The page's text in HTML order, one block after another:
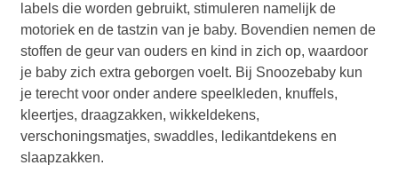
labels die worden gebruikt, stimuleren namelijk de
motoriek en de tastzin van je baby. Bovendien nemen de
stoffen de geur van ouders en kind in zich op, waardoor
je baby zich extra geborgen voelt. Bij Snoozebaby kun
je terecht voor onder andere speelkleden, knuffels,
kleertjes, draagzakken, wikkeldekens,
verschoningsmatjes, swaddles, ledikantdekens en
slaapzakken.